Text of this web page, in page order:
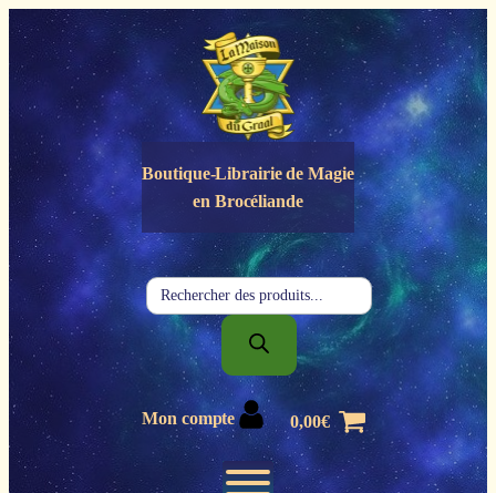
Panneau de gestion des cookies
Boutique-Librairie deMagie
en Brocéliande
Recherche
de
produits
Mon compte 0,00€